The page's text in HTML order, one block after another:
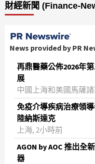
財經新聞 (Finance-
News provided by PR
再鼎醫藥公佈2026年
展
中國上海和美國馬薩
免疫介導疾病治療領
陸納斯達克
上海, 2小時前
AGON by AOC 推出全
器